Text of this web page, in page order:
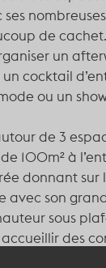
de
un
cocktail
ou un
de 3
100m² à
donnant sur
avec son
sous
des